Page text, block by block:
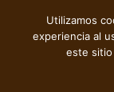
Rupturas,
Utilizamos
experiencia al
este sitio